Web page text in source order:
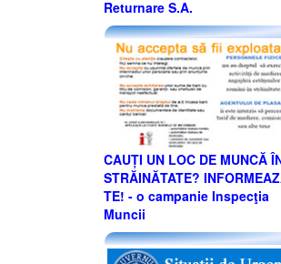
Returnare S.A.
CAUȚI UN LOC DE MUNCĂ
STRĂINĂTATE?
TE! - o campanie Inspecţia
Muncii